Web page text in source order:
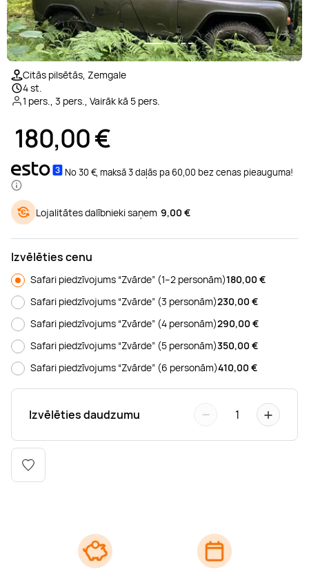
Relaksējoša masāža
Ārstnieciskā masāža
Sejas masāža
Zemūdens masāža
Glempings
Atpūtas namiņi
SPA atpūta
Deserts
Padel teniss
Izjādes ar zirgiem
Peintbols
Orientēšanās
Pārgājieni
Boulderings
Kērlings
Piedzīvojumu parki
Laivu noma
Daivings
Makšķerēšana
Brauciens ar kuģīti
Ūdens motociklu noma
Citas ūdens izklaides
Vindsērfings
Pirts
Zobārstniecība
Hammam
Gongu meditācija
Solārijs
Brauciens ar bagiju
Floristikas kursi
Ziepju izgatavošana
Foto kursi
Rotaslietu izgatavošana
Smaržu darbnīca
Mūzikas nodarbības
Deju nodarbības
Manikīrs
Pedikīrs
Dermapen
Vaksācija
Sejas procedūras
Tetovēšanas salons
Deguna un Nabas pīrsings
Procedūras vīriešiem
Ekskursijas
Karikatūras
Preses abonementi
Ko darīt Siguldā
Ko darīt Ventspilī 1/5
Citās pilsētās, Zemgale
4 st.
1 pers., 3 pers., Vairāk kā 5 pers.
180,00€
No 30 €, maksā 3 daļās pa 60,00 bez cenas pieauguma!
Lojalitātes dalībnieki saņem 9,00 €
Izvēlēties cenu
Safari piedzīvojums “Zvārde” (1–2 personām)180,00 €
Safari piedzīvojums “Zvārde” (3 personām)230,00 €
Safari piedzīvojums “Zvārde” (4 personām)290,00 €
Safari piedzīvojums “Zvārde” (5 personām)350,00 €
Safari piedzīvojums “Zvārde” (6 personām)410,00 €
Izvēlēties daudzumu − 1 +